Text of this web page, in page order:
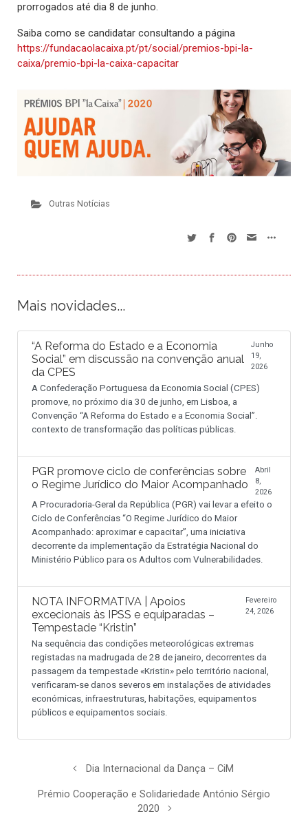
prorrogados até dia 8 de junho.
Saiba como se candidatar consultando a página
https://fundacaolacaixa.pt/pt/social/premios-bpi-la-
caixa/premio-bpi-la-caixa-capacitar
Outras Notícias
Mais novidades...
“A Reforma do Estado e a Economia
Social” em discussão na convenção anual
da CPES
Junho
19,
2026
A Confederação Portuguesa da Economia Social (CPES)
promove, no próximo dia 30 de junho, em Lisboa, a
Convenção “A Reforma do Estado e a Economia Social”.
contexto de transformação das políticas públicas.
PGR promove ciclo de conferências sobre
o Regime Jurídico do Maior Acompanhado
Abril
8,
2026
A Procuradoria-Geral da República (PGR) vai levar a efeito o
Ciclo de Conferências “O Regime Jurídico do Maior
Acompanhado: aproximar e capacitar”, uma iniciativa
decorrente da implementação da Estratégia Nacional do
Ministério Público para os Adultos com Vulnerabilidades.
NOTA INFORMATIVA | Apoios
excecionais às IPSS e equiparadas –
Tempestade “Kristin”
Fevereiro
24, 2026
Na sequência das condições meteorológicas extremas
registadas na madrugada de 28 de janeiro, decorrentes da
passagem da tempestade «Kristin» pelo território nacional,
verificaram-se danos severos em instalações de atividades
económicas, infraestruturas, habitações, equipamentos
públicos e equipamentos sociais.
Dia Internacional da Dança – CiM
Prémio Cooperação e Solidariedade António Sérgio
2020